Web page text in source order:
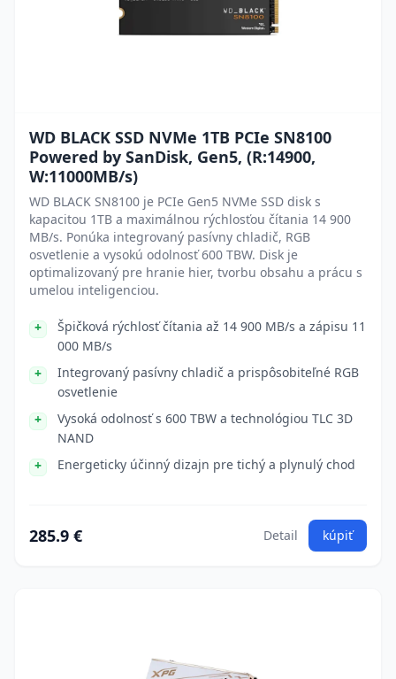
WD BLACK SSD NVMe 1TB PCIe SN8100
Powered by SanDisk, Gen5, (R:14900,
W:11000MB/s)
WD BLACK SN8100 je PCIe Gen5 NVMe SSD disk s
kapacitou 1TB a maximálnou rýchlosťou čítania 14 900
MB/s. Ponúka integrovaný pasívny chladič, RGB
osvetlenie a vysokú odolnosť 600 TBW. Disk je
optimalizovaný pre hranie hier, tvorbu obsahu a prácu s
umelou inteligenciou.
Špičková rýchlosť čítania až 14 900 MB/s a zápisu 11
000 MB/s
Integrovaný pasívny chladič a prispôsobiteľné RGB
osvetlenie
Vysoká odolnosť s 600 TBW a technológiou TLC 3D
NAND
Energeticky účinný dizajn pre tichý a plynulý chod
285.9 € Detail kúpiť